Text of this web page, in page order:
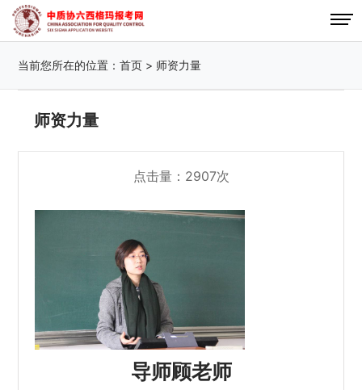
当前您所在的位置：首页 > 师资力量
师资力量
点击量：2907次
导师顾老师